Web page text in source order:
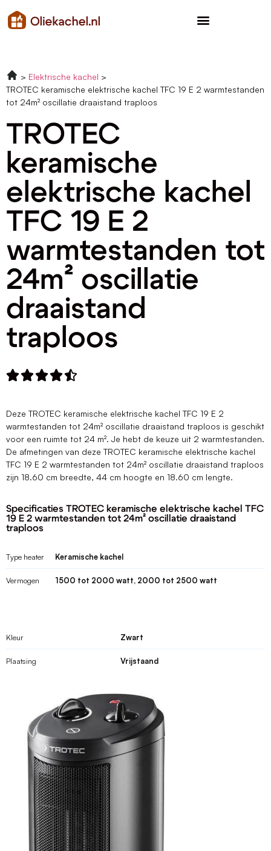
Elektrische kachel
TROTEC keramische elektrische kachel TFC 19 E 2 warmtestanden
tot 24m² oscillatie draaistand traploos
TROTEC
keramische
elektrische kachel
TFC 19 E 2
warmtestanden tot
24m² oscillatie
draaistand
traploos

Deze TROTEC keramische elektrische kachel TFC 19 E 2
warmtestanden tot 24m² oscillatie draaistand traploos is geschikt
voor een ruimte tot 24 m². Je hebt de keuze uit 2 warmtestanden.
De afmetingen van deze TROTEC keramische elektrische kachel
TFC 19 E 2 warmtestanden tot 24m² oscillatie draaistand traploos
zijn 18.60 cm breedte, 44 cm hoogte en 18.60 cm lengte.
Specificaties TROTEC keramische elektrische kachel TFC
19 E 2 warmtestanden tot 24m² oscillatie draaistand
traploos
Type heater Keramische kachel
Vermogen 1500 tot 2000 watt, 2000 tot 2500 watt
Kleur Zwart
Plaatsing Vrijstaand